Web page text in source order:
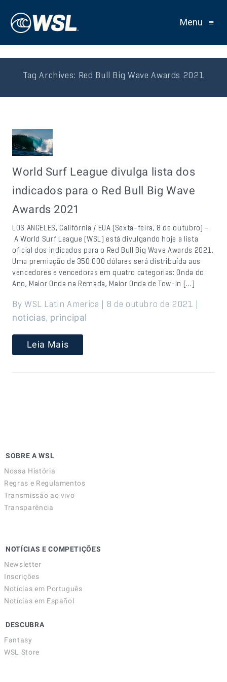
Menu ≡
Tag Archives: Red Bull Big Wave Awards 2021
World Surf League divulga lista dos
indicados para o Red Bull Big Wave
Awards 2021
LOS ANGELES, Califórnia / EUA (Sexta-feira, 8 de outubro) –
A World Surf League (WSL) está divulgando hoje a lista
oficial dos indicados para o Red Bull Big Wave Awards 2021.
Uma premiação de 350.000 dólares será distribuída aos
vencedores e vencedoras em quatro categorias: Onda do
Ano, Maior Onda na Remada, Maior Onda de Tow-In […]
By WSL Latin America | 8 de outubro de 2021 |
noticias, principal
Leia Mais
SOBRE A WSL
Nossa História
Regras e Regulamentos
Transmissão ao vivo
Transparência
NOTÍCIAS E COMPETIÇÕES
Newsletter
Inscrições
Notícias em Português
Notícias em Español
DESCUBRA
Fantasy
WSL Store